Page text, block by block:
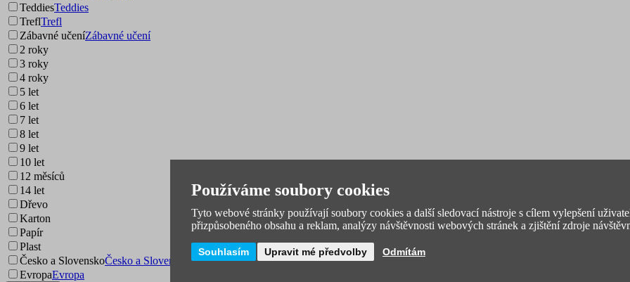
TeddiesTeddies
TreflTrefl
Zábavné učeníZábavné učení
2 roky
3 roky
4 roky
5 let
6 let
7 let
8 let
9 let
10 let
12 měsíců
14 let
Dřevo
Karton
Papír
Plast
Česko a SlovenskoČesko a Slovensko
EvropaEvropa
Používáme soubory cookies
Tyto webové stránky používají soubory cookies a další sledovací nástroje s cílem vylepšení
přizpůsobeného obsahu a reklam, analýzy návštěvnosti webových stránek a zjištění zdroje
Souhlasím Upravit mé předvolby Odmítám